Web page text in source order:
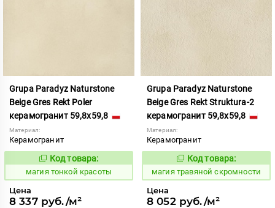
Grupa Paradyz Naturstone
Beige Gres Rekt Poler
керамогранит 59,8x59,8
Материал:
Керамогранит
919040
Код товара:
магия тонкой красоты
Цена
8 337 руб./м²
Grupa Paradyz Naturstone
Beige Gres Rekt Struktura-2
керамогранит 59,8x59,8
Материал:
Керамогранит
919218
Код товара:
магия травяной скромности
Цена
8 052 руб./м²